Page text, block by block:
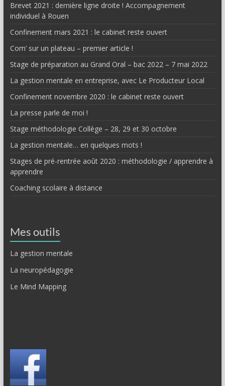
Brevet 2021 : dernière ligne droite ! Accompagnement
individuel à Rouen
Confinement mars 2021 : le cabinet reste ouvert
Com’ sur un plateau – premier article !
Stage de préparation au Grand Oral – bac 2022 – 7 mai 2022
La gestion mentale en entreprise, avec Le Producteur Local
Confinement novembre 2020 : le cabinet reste ouvert
La presse parle de moi !
Stage méthodologie Collège – 28, 29 et 30 octobre
La gestion mentale… en quelques mots !
Stages de pré-rentrée août 2020 : méthodologie / apprendre à
apprendre
Coaching scolaire à distance
Mes outils
La gestion mentale
La neuropédagogie
Le Mind Mapping